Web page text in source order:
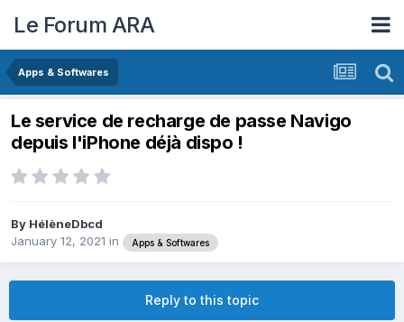
Le Forum ARA
Apps & Softwares
Le service de recharge de passe Navigo
depuis l'iPhone déjà dispo !
By HélèneDbcd
January 12, 2021 in Apps & Softwares
Reply to this topic